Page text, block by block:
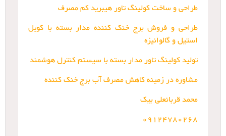
طراحی و ساخت کولینگ تاور هیبرید کم مصرف
طراحی و فروش برج خنک کننده مدار بسته با کویل
استیل و گالوانیزه
تولید کولینگ تاور مدار بسته با سیستم کنترل هوشمند
مشاوره در زمینه کاهش مصرف آب برج خنک کننده
محمد قربانعلی بیک
09124780268